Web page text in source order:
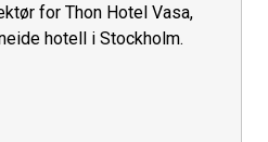
for Thon Hotel Vasa,
hotell i Stockholm.